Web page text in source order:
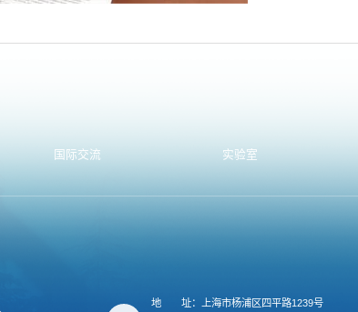
国际交流 实验室
地 址：上海市杨浦区四平路1239号